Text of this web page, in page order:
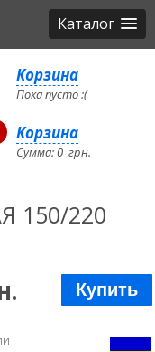
Каталог
Корзина
Пока пусто :(
Корзина
Сумма:0 грн.
150/220
Купить